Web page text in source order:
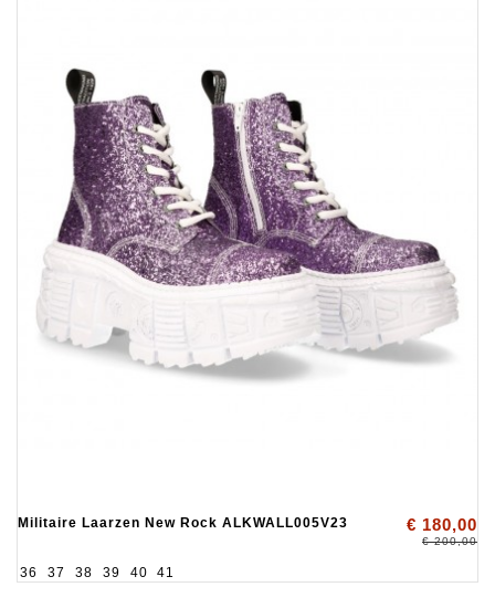
Militaire Laarzen New Rock ALKWALL005V23 € 180,00
€ 200,00
36 37 38 39 40 41